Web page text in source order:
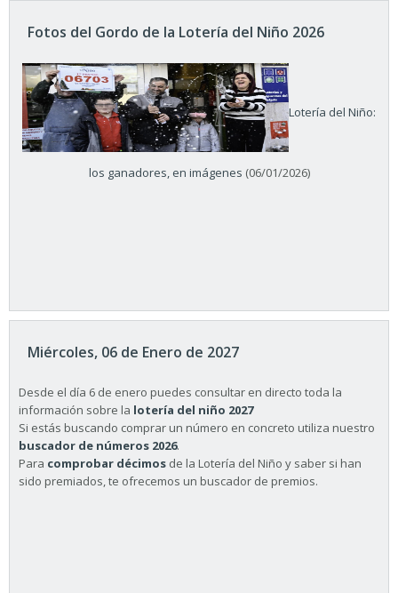
Fotos del Gordo de la Lotería del Niño 2026
Lotería del Niño:
los ganadores, en imágenes (06/01/2026)
Miércoles, 06 de Enero de 2027
Desde el día 6 de enero puedes consultar en directo toda la
información sobre la lotería del niño 2027
Si estás buscando comprar un número en concreto utiliza nuestro
buscador de números 2026.
Para comprobar décimos de la Lotería del Niño y saber si han
sido premiados, te ofrecemos un buscador de premios.